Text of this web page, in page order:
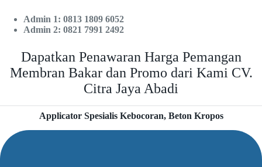
Admin 1: 0813 1809 6052
Admin 2: 0821 7991 2492
Dapatkan Penawaran Harga Pemangan
Membran Bakar dan Promo dari Kami CV.
Citra Jaya Abadi
Applicator Spesialis Kebocoran, Beton Kropos